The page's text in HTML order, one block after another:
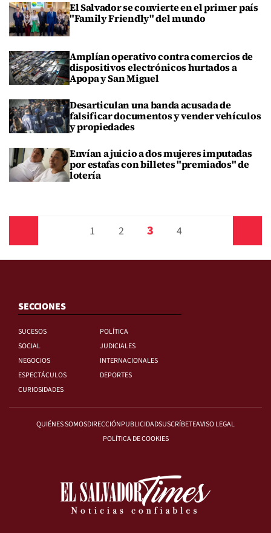
El Salvador se convierte en el primer país
"Family Friendly" del mundo
Amplían operativo contra comercios de
dispositivos electrónicos hurtados a
Apopa y San Miguel
Desarticulan una banda acusada de
falsificar documentos y vender vehículos
y propiedades
Envían a juicio a dos mujeres imputadas
por estafas con billetes "premiados" de
lotería
1 2 3 4
SECCIONES
SUCESOS
POLÍTICA
SOCIAL
JUDICIALES
NEGOCIOS
INTERNACIONALES
ESPECTÁCULOS
DEPORTES
CURIOSIDADES
QUIÉNES SOMOSDIRECCIÓNPUBLICIDADSUSCRÍBETEAVISO LEGAL
POLÍTICA DE COOKIES